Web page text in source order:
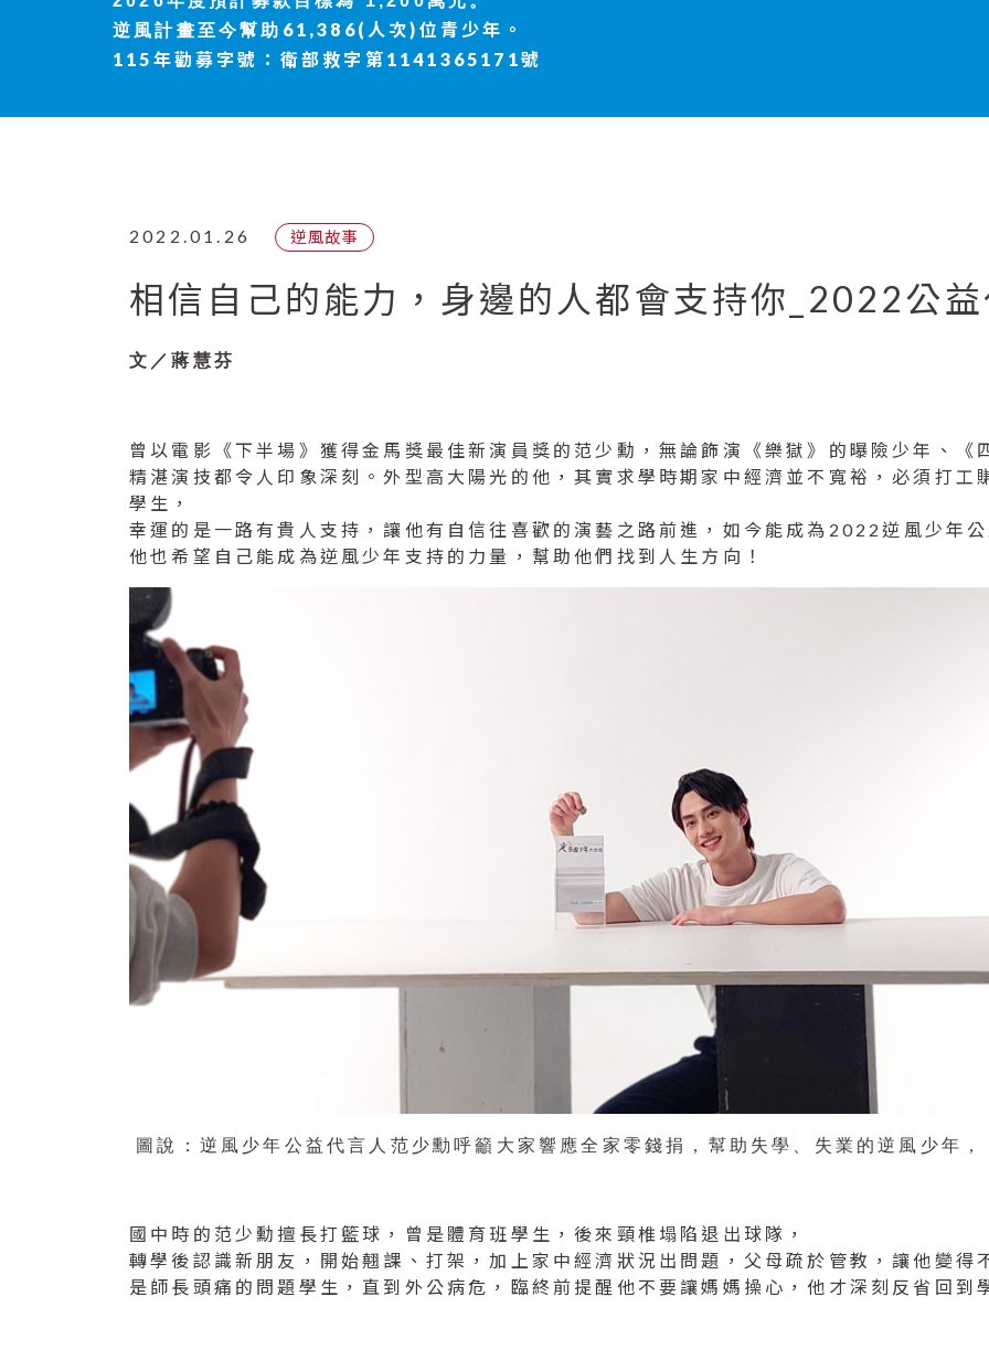
逆風計畫至今幫助 61,386(人次)位青少年。
115年勸募字號：衛部救字第1141365171號
2022.01.26 逆風故事
相信自己的能力，身邊的人都會支持你_2022公
文／蔣慧芬
曾以電影《下半場》獲得金馬獎最佳新演員獎的范少勳，無論飾演《樂獄》的曝險少年、《
精湛演技都令人印象深刻。外型高大陽光的他，其實求學時期家中經濟並不寬裕，必須打工
學生，
幸運的是一路有貴人支持，讓他有自信往喜歡的演藝之路前進，如今能成為2022逆風少年公
他也希望自己能成為逆風少年支持的力量，幫助他們找到人生方向！
圖說：逆風少年公益代言人范少勳呼籲大家響應全家零錢捐，幫助失學、失業的逆風少年，
國中時的范少勳擅長打籃球，曾是體育班學生，後來頸椎塌陷退出球隊，
轉學後認識新朋友，開始翹課、打架，加上家中經濟狀況出問題，父母疏於管教，讓他變得
是師長頭痛的問題學生，直到外公病危，臨終前提醒他不要讓媽媽操心，他才深刻反省回到